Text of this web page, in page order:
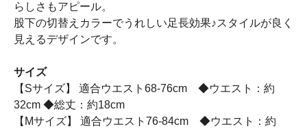
らしさもアピール。
股下の切替えカラーでうれしい足長効果♪スタイルが良く
見えるデザインです。
サイズ
【Sサイズ】 適合ウエスト68-76cm ◆ウエスト：約
32cm ◆総丈：約18cm
【Mサイズ】 適合ウエスト76-84cm ◆ウエスト：約